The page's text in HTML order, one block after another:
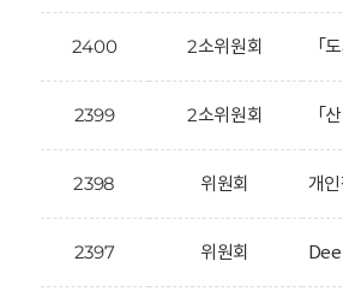
2400 2소위원회 「
2399 2소위원회 「
2398 위원회 개
2397 위원회